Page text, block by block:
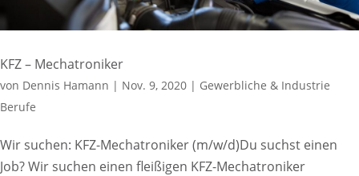
KFZ – Mechatroniker
von Dennis Hamann | Nov. 9, 2020 | Gewerbliche & Industrie
Berufe
Wir suchen: KFZ-Mechatroniker (m/w/d)Du suchst einen
Job? Wir suchen einen fleißigen KFZ-Mechatroniker